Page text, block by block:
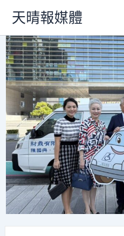
主
要
內
容
天晴報媒體